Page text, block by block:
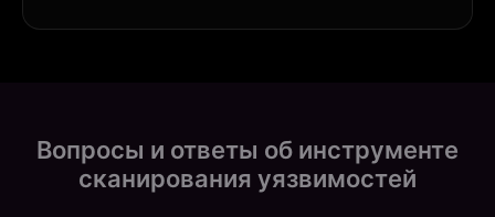
Вопросы и ответы об инструменте
сканирования уязвимостей